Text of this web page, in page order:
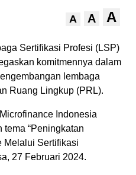
A A A
Sertifikasi Profesi (LSP)
komitmennya dalam
lembaga
Ruang Lingkup (PRL).
Indonesia
“Peningkatan
Melalui Sertifikasi
27 Februari 2024.